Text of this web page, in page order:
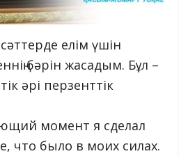
елім үшін
бәрін жасадым. Бұл –
әрі перзенттік
момент я сделал
что было в моих силах.